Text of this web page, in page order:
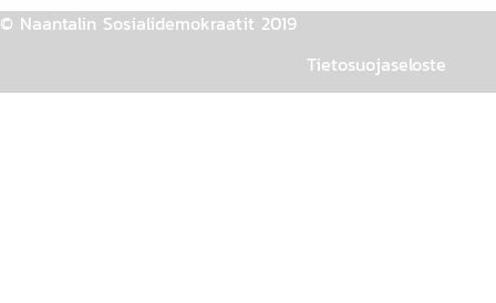
© Naantalin Sosialidemokraatit 2019
Tietosuojaseloste